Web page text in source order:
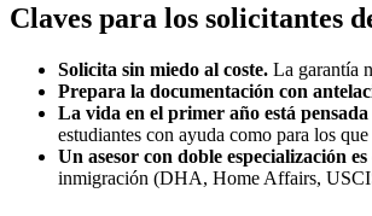
Claves para los solicitantes
Solicita sin miedo al coste. La garantía
Prepara la documentación con
La vida en el primer año está
estudiantes con ayuda como para los
Un asesor con doble especialización
inmigración (DHA, Home Affairs,